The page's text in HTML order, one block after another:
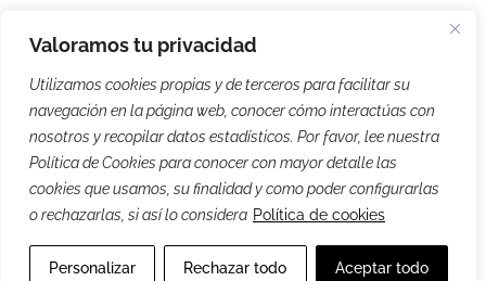
Valoramos tu privacidad
Utilizamos cookies propias y de terceros para facilitar su
navegación en la página web, conocer cómo interactúas con
nosotros y recopilar datos estadísticos. Por favor, lee nuestra
Política de Cookies para conocer con mayor detalle las
cookies que usamos, su finalidad y como poder configurarlas
o rechazarlas, si así lo considera Política de cookies
Personalizar Rechazar todo Aceptar todo